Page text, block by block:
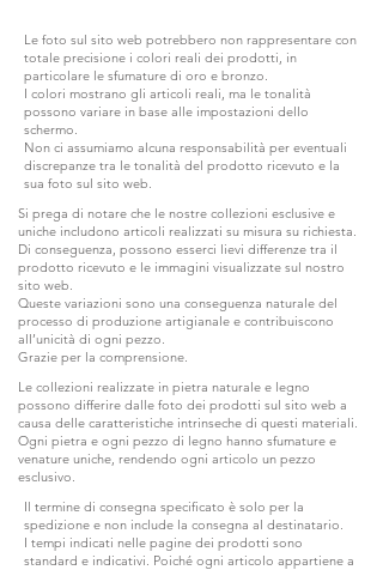
Le foto sul sito web potrebbero non rappresentare con
totale precisione i colori reali dei prodotti, in
particolare le sfumature di oro e bronzo.
I colori mostrano gli articoli reali, ma le tonalità
possono variare in base alle impostazioni dello
schermo.
Non ci assumiamo alcuna responsabilità per eventuali
discrepanze tra le tonalità del prodotto ricevuto e la
sua foto sul sito web.
Si prega di notare che le nostre collezioni esclusive e
uniche includono articoli realizzati su misura su richiesta.
Di conseguenza, possono esserci lievi differenze tra il
prodotto ricevuto e le immagini visualizzate sul nostro
sito web.
Queste variazioni sono una conseguenza naturale del
processo di produzione artigianale e contribuiscono
all’unicità di ogni pezzo.
Grazie per la comprensione.
Le collezioni realizzate in pietra naturale e legno
possono differire dalle foto dei prodotti sul sito web a
causa delle caratteristiche intrinseche di questi materiali.
Ogni pietra e ogni pezzo di legno hanno sfumature e
venature uniche, rendendo ogni articolo un pezzo
esclusivo.
Il termine di consegna specificato è solo per la
spedizione e non include la consegna al destinatario.
I tempi indicati nelle pagine dei prodotti sono
standard e indicativi. Poiché ogni articolo appartiene a